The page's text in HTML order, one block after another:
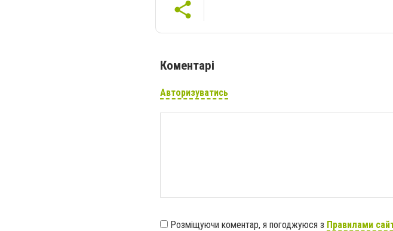
Коментарі
Авторизуватись
Розміщуючи коментар, я погоджуюся з Правилами